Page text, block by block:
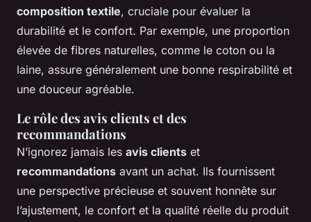
composition textile, cruciale pour évaluer la
durabilité et le confort. Par exemple, une proportion
élevée de fibres naturelles, comme le coton ou la
laine, assure généralement une bonne respirabilité et
une douceur agréable.
Le rôle des avis clients et des
recommandations
N’ignorez jamais les avis clients et
recommandations avant un achat. Ils fournissent
une perspective précieuse et souvent honnête sur
l’ajustement, le confort et la qualité réelle du produit